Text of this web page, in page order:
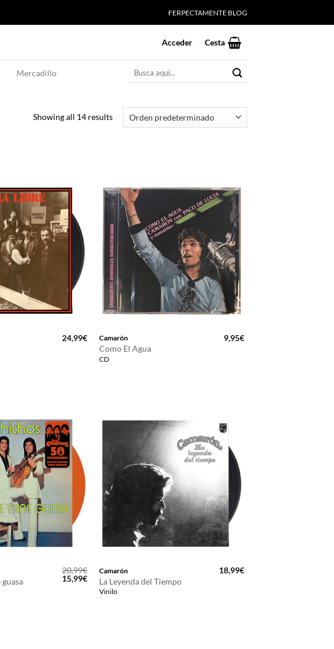
FERPECTAMENTE BLOG
Acceder Cesta
Mercadillo
Buscar
Showing all 14 results
24,99€ Camarón
Como El Agua
CD
9,95€
20,99€
El
15,99€El
precio
actual
Camarón
La Leyenda del Tiempo
Vinilo
18,99€